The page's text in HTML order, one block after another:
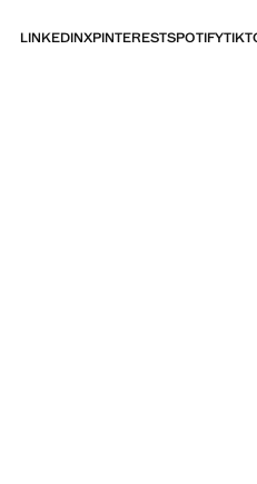
SPOTIFY
PINTEREST
X
LINKEDIN